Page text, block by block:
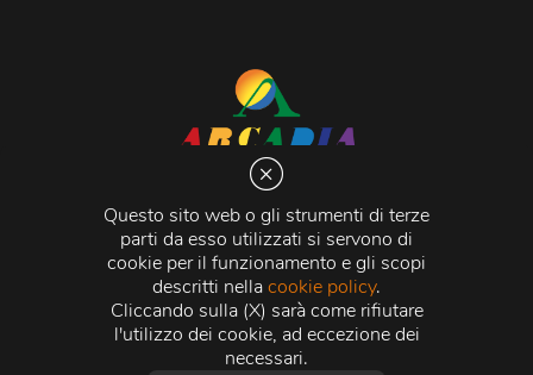
Questo sito web o gli strumenti di terze
parti da esso utilizzati si servono di
cookie per il funzionamento e gli scopi
descritti nellacookie policy.
Cliccando sulla (X) sarà come rifiutare
l'utilizzo dei cookie, ad eccezione dei
necessari.
Via Martiri della Libertà 20066 Melzo (MI)
C.C.I.A.A. - R.E.A di Milano n. 1427910
Registro delle Imprese di Milano n. 338392 -
Fiscale e Partita Iva11015840157 | Capitale Sociale
500.000,00 i.v.
Credits:Crea Informatica S.r.l. 2026 © Tutti i diritti
riservati.